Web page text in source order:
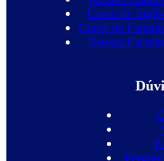
Curso de
Curso de
Nossas Escolas